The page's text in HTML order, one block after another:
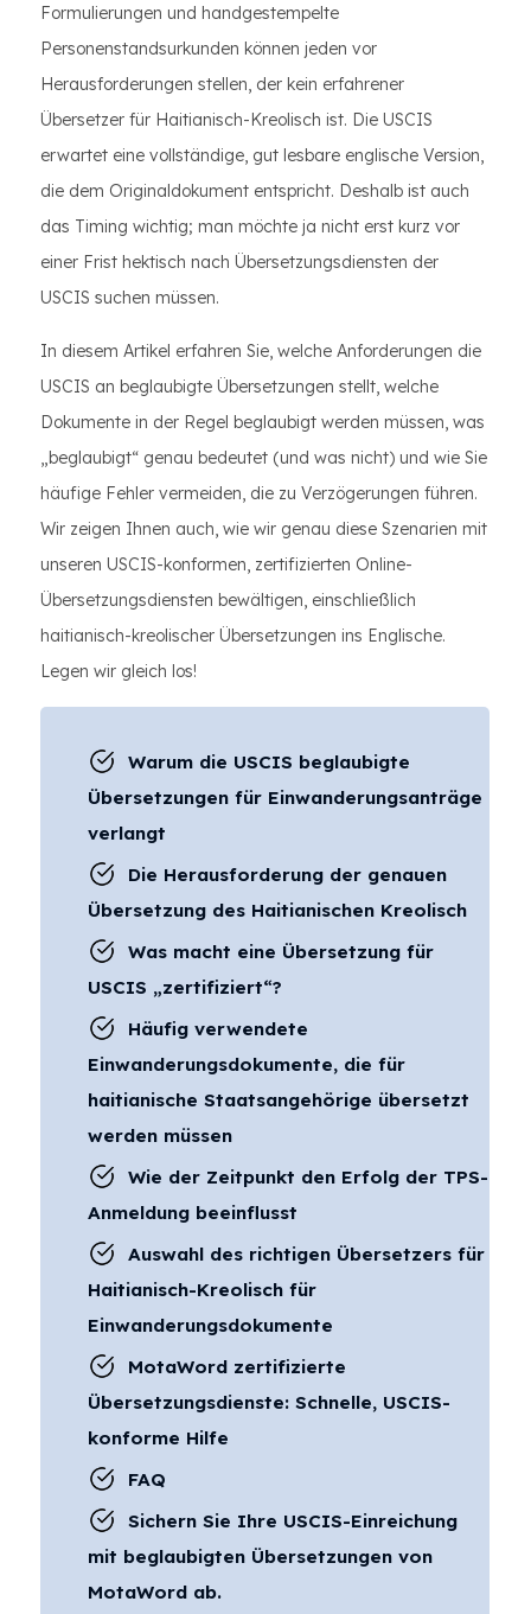
Formulierungen und handgestempelte
Personenstandsurkunden können jeden vor
Herausforderungen stellen, der kein erfahrener
Übersetzer für Haitianisch-Kreolisch ist. Die USCIS
erwartet eine vollständige, gut lesbare englische Version,
die dem Originaldokument entspricht. Deshalb ist auch
das Timing wichtig; man möchte ja nicht erst kurz vor
einer Frist hektisch nach Übersetzungsdiensten der
USCIS suchen müssen.
In diesem Artikel erfahren Sie, welche Anforderungen die
USCIS an beglaubigte Übersetzungen stellt, welche
Dokumente in der Regel beglaubigt werden müssen, was
„beglaubigt“ genau bedeutet (und was nicht) und wie Sie
häufige Fehler vermeiden, die zu Verzögerungen führen.
Wir zeigen Ihnen auch, wie wir genau diese Szenarien mit
unseren USCIS-konformen, zertifizierten Online-
Übersetzungsdiensten bewältigen, einschließlich
haitianisch-kreolischer Übersetzungen ins Englische.
Legen wir gleich los!
Warum die USCIS beglaubigte
Übersetzungen für Einwanderungsanträge
verlangt
Die Herausforderung der genauen
Übersetzung des Haitianischen Kreolisch
Was macht eine Übersetzung für
USCIS „zertifiziert“?
Häufig verwendete
Einwanderungsdokumente, die für
haitianische Staatsangehörige übersetzt
werden müssen
Wie der Zeitpunkt den Erfolg der TPS-
Anmeldung beeinflusst
Auswahl des richtigen Übersetzers für
Haitianisch-Kreolisch für
Einwanderungsdokumente
MotaWord zertifizierte
Übersetzungsdienste: Schnelle, USCIS-
konforme Hilfe
FAQ
Sichern Sie Ihre USCIS-Einreichung
mit beglaubigten Übersetzungen von
MotaWord ab.